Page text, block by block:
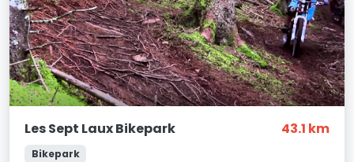
Les Sept Laux Bikepark 43.1 km
Bikepark